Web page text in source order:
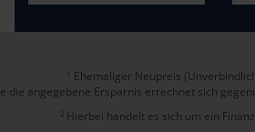
Ehemaliger Neupreis
die angegebene Ersparnis errechnet sich
2 Hierbei handelt es sich um ein